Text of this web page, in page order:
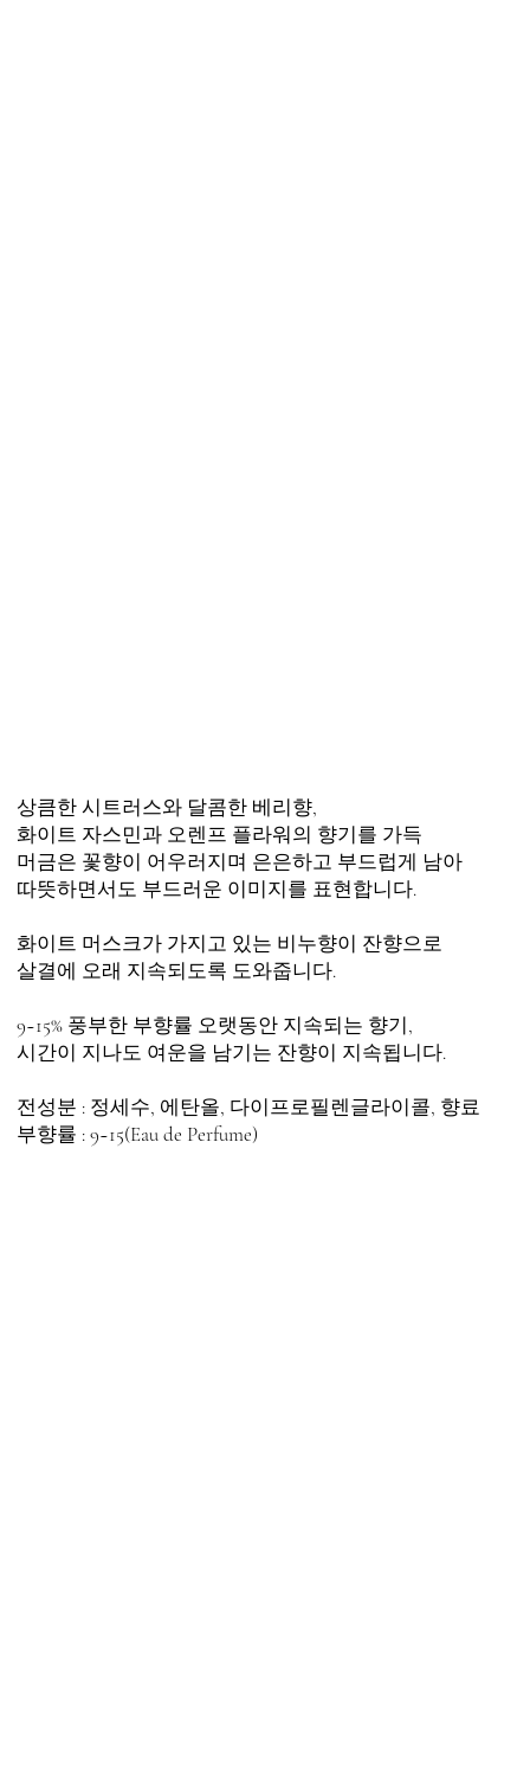
상큼한 시트러스와 달콤한 베리향,
화이트 자스민과 오렌프 플라워의 향기를 가득
머금은 꽃향이 어우러지며 은은하고 부드럽게 남아
따뜻하면서도 부드러운 이미지를 표현합니다.
화이트 머스크가 가지고 있는 비누향이 잔향으로
살결에 오래 지속되도록 도와줍니다.
9~15% 풍부한 부향률 오랫동안 지속되는 향기,
시간이 지나도 여운을 남기는 잔향이 지속됩니다.
전성분 : 정세수, 에탄올, 다이프로필렌글라이콜, 향료
부향률 : 9~15(Eau de Perfume)